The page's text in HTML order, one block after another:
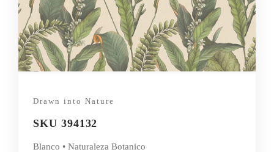
Drawn into Nature
SKU 394132
Blanco • Naturaleza Botanico